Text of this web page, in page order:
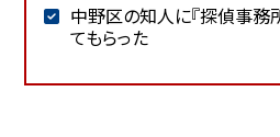
中野区の知人に『探偵事務
てもらった